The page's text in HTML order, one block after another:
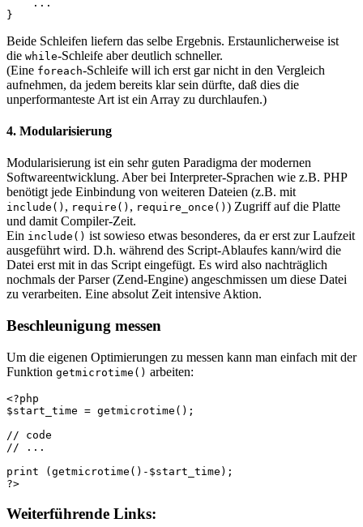
    ...
}
Beide Schleifen liefern das selbe Ergebnis. Erstaunlicherweise ist
die while-Schleife aber deutlich schneller.
(Eine foreach-Schleife will ich erst gar nicht in den Vergleich
aufnehmen, da jedem bereits klar sein dürfte, daß dies die
unperformanteste Art ist ein Array zu durchlaufen.)
4. Modularisierung
Modularisierung ist ein sehr guten Paradigma der modernen
Softwareentwicklung. Aber bei Interpreter-Sprachen wie z.B. PHP
benötigt jede Einbindung von weiteren Dateien (z.B. mit
include() , require() , require_once() ) Zugriff auf die Platte
und damit Compiler-Zeit.
Ein include() ist sowieso etwas besonderes, da er erst zur Laufzeit
ausgeführt wird. D.h. während des Script-Ablaufes kann/wird die
Datei erst mit in das Script eingefügt. Es wird also nachträglich
nochmals der Parser (Zend-Engine) angeschmissen um diese Datei
zu verarbeiten. Eine absolut Zeit intensive Aktion.
Beschleunigung messen
Um die eigenen Optimierungen zu messen kann man einfach mit der
Funktion getmicrotime() arbeiten:
<?php
$start_time = getmicrotime();
// code
// ...
print (getmicrotime()-$start_time);
?>
Weiterführende Links: